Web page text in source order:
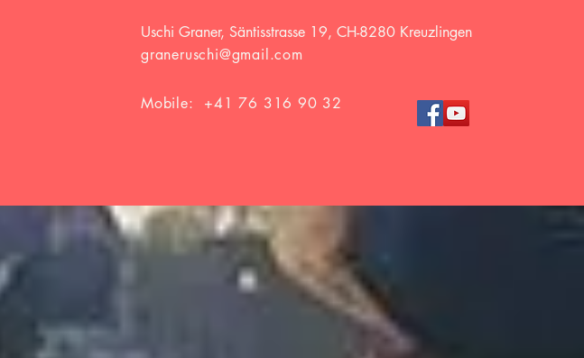
Uschi Graner, Säntisstrasse 19, CH-8280 Kreuzlingen
graneruschi@gmail.com
Mobile: +41 76 316 90 32